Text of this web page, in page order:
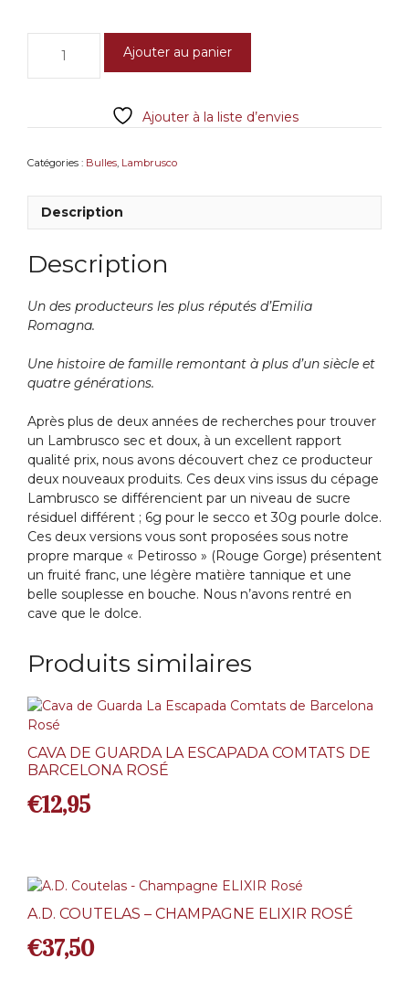
Pettirosso
Ermete
Lambrusco
Reggiano
DOC
Italie
Ajouter au panier
Ajouter à la liste d’envies
Catégories : Bulles Lambrusco
Description
Description
Un des producteurs les plus réputés d’Emilia
Romagna.
Une histoire de famille remontant à plus d’un siècle et
quatre générations.
Après plus de deux années de recherches pour trouver
un Lambrusco sec et doux, à un excellent rapport
qualité prix, nous avons découvert chez ce producteur
deux nouveaux produits. Ces deux vins issus du cépage
Lambrusco se différencient par un niveau de sucre
résiduel différent ; 6g pour le secco et 30g pourle dolce.
Ces deux versions vous sont proposées sous notre
propre marque « Petirosso » (Rouge Gorge) présentent
un fruité franc, une légère matière tannique et une
belle souplesse en bouche. Nous n’avons rentré en
cave que le dolce.
Produits similaires
CAVA DE GUARDA LA ESCAPADA COMTATS DE
BARCELONA ROSÉ
€12,95
A.D. COUTELAS – CHAMPAGNE ELIXIR ROSÉ
€37,50